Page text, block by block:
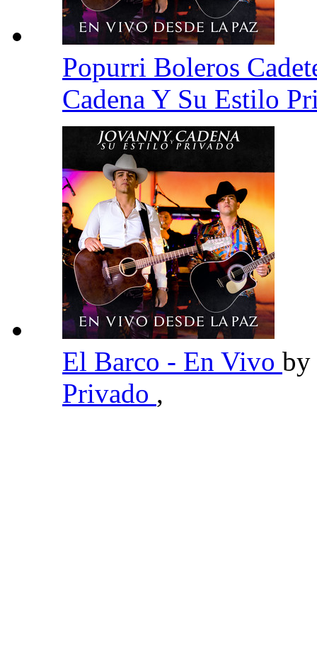
Popurri Boleros
Cadena Y Su Estilo
El Barco - En Vivo by
Privado ,